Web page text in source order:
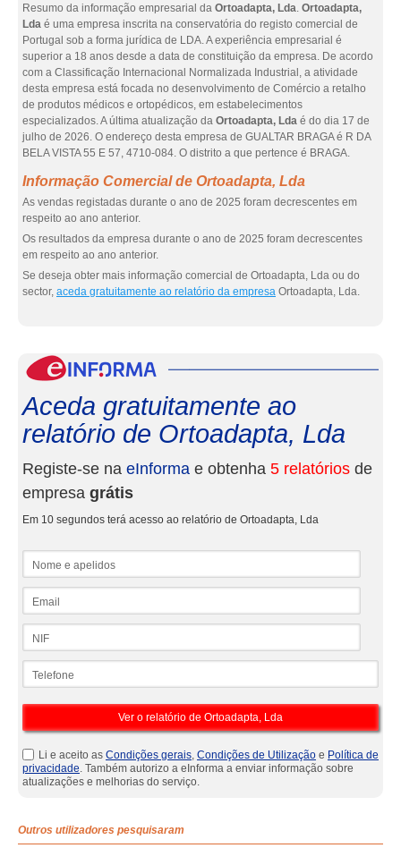
Resumo da informação empresarial da Ortoadapta, Lda. Ortoadapta,
Lda é uma empresa inscrita na conservatória do registo comercial de
Portugal sob a forma jurídica de LDA. A experiência empresarial é
superior a 18 anos desde a data de constituição da empresa. De acordo
com a Classificação Internacional Normalizada Industrial, a atividade
desta empresa está focada no desenvolvimento de Comércio a retalho
de produtos médicos e ortopédicos, em estabelecimentos
especializados. A última atualização da Ortoadapta, Lda é do dia 17 de
julho de 2026. O endereço desta empresa de GUALTAR BRAGA é R DA
BELA VISTA 55 E 57, 4710-084. O distrito a que pertence é BRAGA.
Informação Comercial de Ortoadapta, Lda
As vendas registadas durante o ano de 2025 foram decrescentes em
respeito ao ano anterior.
Os resultados da empresa durante o ano de 2025 foram decrescentes
em respeito ao ano anterior.
Se deseja obter mais informação comercial de Ortoadapta, Lda ou do
sector, aceda gratuitamente ao relatório da empresa Ortoadapta, Lda.
Aceda gratuitamente ao
relatório de Ortoadapta, Lda
Registe-se na eInforma e obtenha 5 relatórios de
empresa grátis
Em 10 segundos terá acesso ao relatório de Ortoadapta, Lda
Li e aceito as Condições gerais, Condições de Utilização e Política de
privacidade. Também autorizo a eInforma a enviar informação sobre
atualizações e melhorias do serviço.
Outros utilizadores pesquisaram